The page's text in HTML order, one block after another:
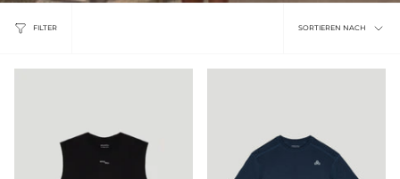
FILTER SORTIEREN NACH